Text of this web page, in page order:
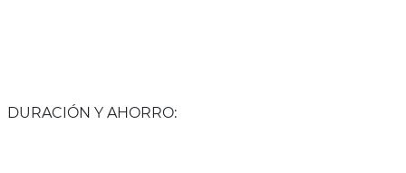
DURACIÓN Y AHORRO: